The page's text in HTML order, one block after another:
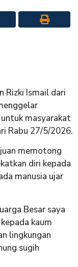
Rizki Ismail dari
masyarakat
Rabu 27/5/2026.
memotong
diri kepada
manusia ujar
Besar saya
kaum
lingkungan
sugih